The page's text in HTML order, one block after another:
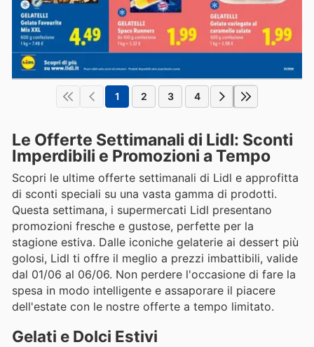
1 2 3 4
Le Offerte Settimanali di Lidl: Sconti
Imperdibili e Promozioni a Tempo
Scopri le ultime offerte settimanali di Lidl e approfitta
di sconti speciali su una vasta gamma di prodotti.
Questa settimana, i supermercati Lidl presentano
promozioni fresche e gustose, perfette per la
stagione estiva. Dalle iconiche gelaterie ai dessert più
golosi, Lidl ti offre il meglio a prezzi imbattibili, valide
dal 01/06 al 06/06. Non perdere l'occasione di fare la
spesa in modo intelligente e assaporare il piacere
dell'estate con le nostre offerte a tempo limitato.
Gelati e Dolci Estivi